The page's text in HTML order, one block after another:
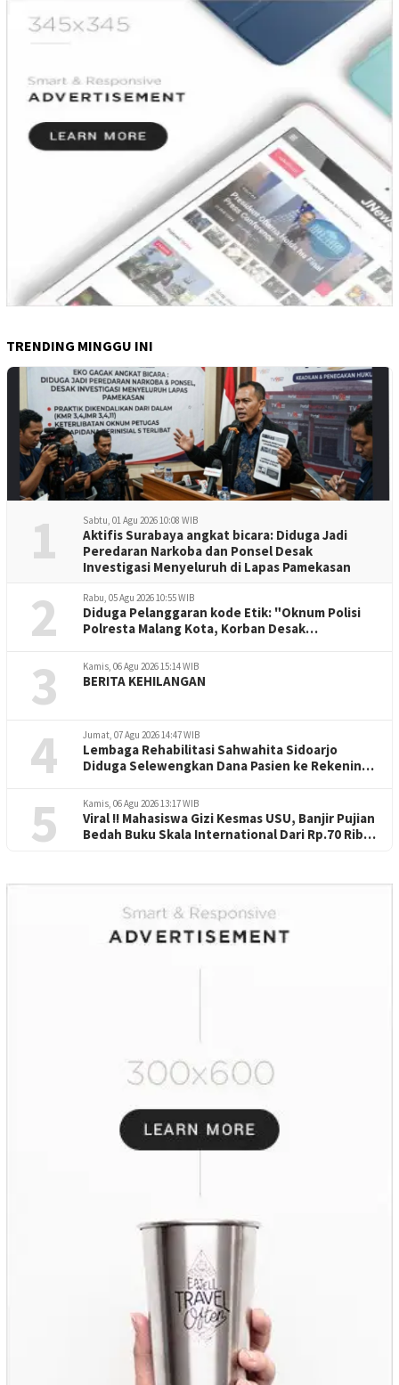
TRENDING MINGGU INI
1 Sabtu, 01 Agu 2026 10:08 WIB
Aktifis Surabaya angkat bicara: Diduga Jadi
Peredaran Narkoba dan Ponsel Desak
Investigasi Menyeluruh di Lapas Pamekasan
2 Rabu, 05 Agu 2026 10:55 WIB
Diduga Pelanggaran kode Etik: "Oknum Polisi
Polresta Malang Kota, Korban Desak
3 Kamis, 06 Agu 2026 15:14 WIB
BERITA KEHILANGAN
4 Jumat, 07 Agu 2026 14:47 WIB
Lembaga Rehabilitasi Sahwahita Sidoarjo
Diduga Selewengkan Dana Pasien ke Rekening
5 Kamis, 06 Agu 2026 13:17 WIB
Viral !! Mahasiswa Gizi Kesmas USU, Banjir Pujian
Bedah Buku Skala International Dari Rp.70 Ribu